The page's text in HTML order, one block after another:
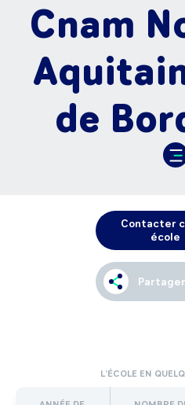
Cnam
de
Contacter
école
L’ÉCOLE EN